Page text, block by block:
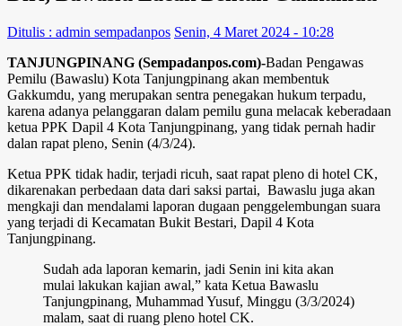
Ditulis : admin sempadanpos Senin, 4 Maret 2024 - 10:28
TANJUNGPINANG (Sempadanpos.com)-Badan Pengawas
Pemilu (Bawaslu) Kota Tanjungpinang akan membentuk
Gakkumdu, yang merupakan sentra penegakan hukum terpadu,
karena adanya pelanggaran dalam pemilu guna melacak keberadaan
ketua PPK Dapil 4 Kota Tanjungpinang, yang tidak pernah hadir
dalan rapat pleno, Senin (4/3/24).
Ketua PPK tidak hadir, terjadi ricuh, saat rapat pleno di hotel CK,
dikarenakan perbedaan data dari saksi partai, Bawaslu juga akan
mengkaji dan mendalami laporan dugaan penggelembungan suara
yang terjadi di Kecamatan Bukit Bestari, Dapil 4 Kota
Tanjungpinang.
Sudah ada laporan kemarin, jadi Senin ini kita akan
mulai lakukan kajian awal,” kata Ketua Bawaslu
Tanjungpinang, Muhammad Yusuf, Minggu (3/3/2024)
malam, saat di ruang pleno hotel CK.